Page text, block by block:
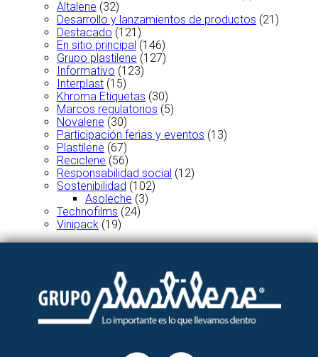
Altalene (32)
Desarrollo y lanzamientos de productos (21)
Destacado (121)
En sitio principal (146)
Grupo plastilene (127)
Informativo (123)
Interplast (15)
Khroma Etiquetas (30)
Marcos regulatorios (5)
Novalene (30)
Participación ferias y eventos (13)
Plastilene (67)
Reciclene (56)
Responsabilidad social (12)
Sostenibilidad (102)
Asoleche (3)
Technofilms (24)
Vinipack (19)